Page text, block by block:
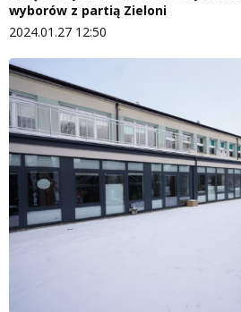
wyborów z partią Zieloni
2024.01.27 12:50